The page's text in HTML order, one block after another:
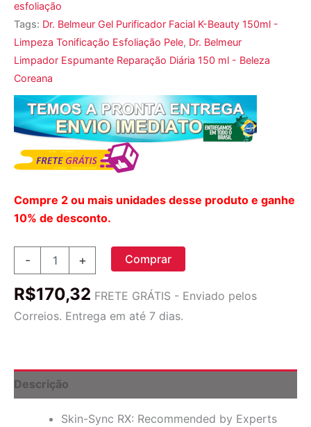
esfoliação
Tags: Dr. Belmeur Gel Purificador Facial K-Beauty 150ml -
Limpeza Tonificação Esfoliação Pele, Dr. Belmeur
Limpador Espumante Reparação Diária 150 ml - Beleza
Coreana
Compre 2 ou mais unidades desse produto e ganhe
10% de desconto.
-
Diária,
Espumante,
(150
ml)
+ Comprar
R$170,32 FRETE GRÁTIS - Enviado pelos
Correios. Entrega em até 7 dias.
Descrição
Skin-Sync RX: Recommended by Experts